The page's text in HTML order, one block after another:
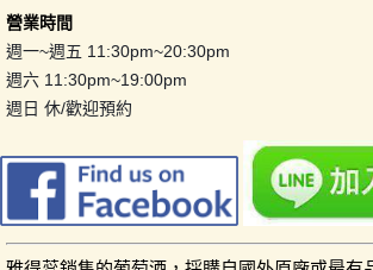
營業時間
週一~週五 11:30pm~20:30pm
週六 11:30pm~19:00pm
週日 休/歡迎預約